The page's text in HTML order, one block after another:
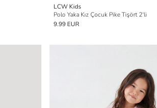
LCW Kids
Polo Yaka Kız Çocuk Pike Tişört 2'li
9.99 EUR